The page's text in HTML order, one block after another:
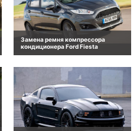
Замена ремня компрессора
кондиционера Ford Fiesta